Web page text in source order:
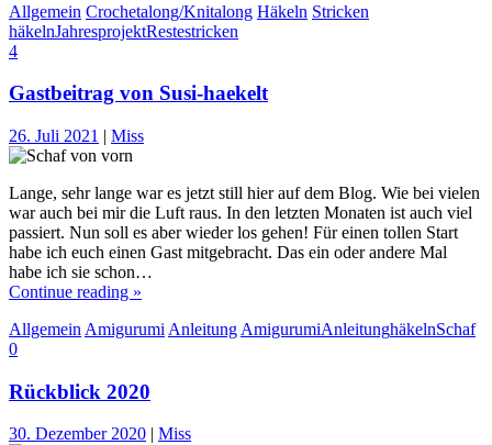
Allgemein Crochetalong/Knitalong Häkeln Stricken
häkelnJahresprojektRestestricken
4
Gastbeitrag von Susi-haekelt
26. Juli 2021 | Miss
Lange, sehr lange war es jetzt still hier auf dem Blog. Wie bei vielen
war auch bei mir die Luft raus. In den letzten Monaten ist auch viel
passiert. Nun soll es aber wieder los gehen! Für einen tollen Start
habe ich euch einen Gast mitgebracht. Das ein oder andere Mal
habe ich sie schon…
Continue reading »
Allgemein Amigurumi Anleitung AmigurumiAnleitunghäkelnSchaf
0
Rückblick 2020
30. Dezember 2020 | Miss